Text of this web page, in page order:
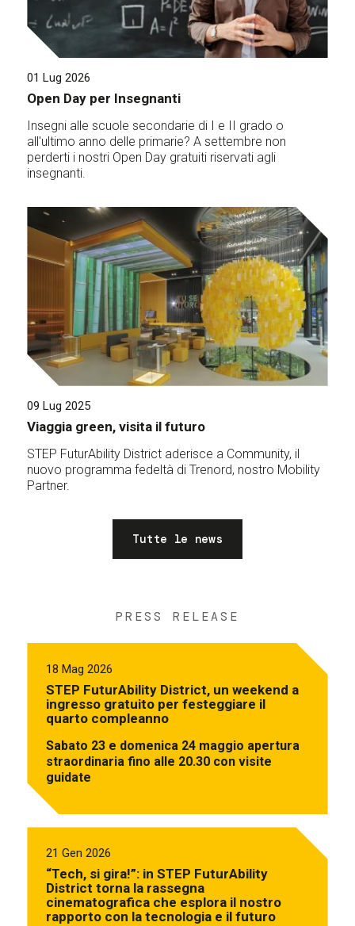
01 Lug 2026
Open Day per Insegnanti
Insegni alle scuole secondarie di I e II grado o
all'ultimo anno delle primarie? A settembre non
perderti i nostri Open Day gratuiti riservati agli
insegnanti.
09 Lug 2025
Viaggia green, visita il futuro
STEP FuturAbility District aderisce a Community, il
nuovo programma fedeltà di Trenord, nostro Mobility
Partner.
Tutte le news
PRESS RELEASE
18 Mag 2026
STEP FuturAbility District, un weekend a
ingresso gratuito per festeggiare il
quarto compleanno
Sabato 23 e domenica 24 maggio apertura
straordinaria fino alle 20.30 con visite
guidate
21 Gen 2026
“Tech, si gira!”: in STEP FuturAbility
District torna la rassegna
cinematografica che esplora il nostro
rapporto con la tecnologia e il futuro